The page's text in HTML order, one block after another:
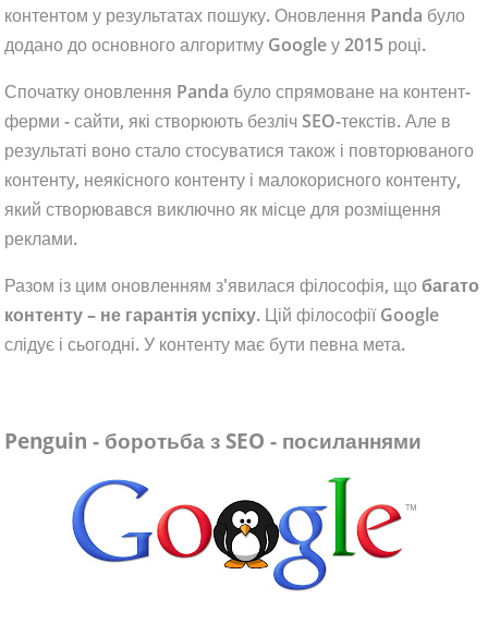
контентом у результатах пошуку. Оновлення Panda було
додано до основного алгоритму Google у 2015 році.
Спочатку оновлення Panda було спрямоване на контент-
ферми - сайти, які створюють безліч SEO-текстів. Але в
результаті воно стало стосуватися також і повторюваного
контенту, неякісного контенту і малокорисного контенту,
який створювався виключно як місце для розміщення
реклами.
Разом із цим оновленням з'явилася філософія, щобагато
контенту – не гарантія успіху. Цій філософії Google
слідує і сьогодні. У контенту має бути певна мета.
Penguin - боротьба з SEO - посиланнями